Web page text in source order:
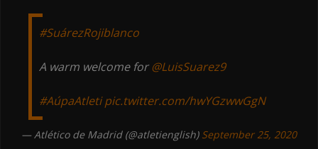
#SuárezRojiblanco
A warm welcome for@LuisSuarez9
#AúpaAtleti pic.twitter.com/hwYGzwwGgN
— Atlético de Madrid (@atletienglish) September 25, 2020